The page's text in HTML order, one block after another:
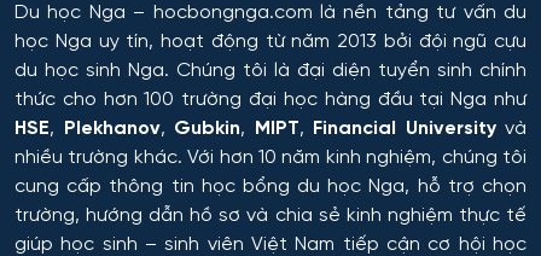
Hệ thống tên lửa và Khoa học Vũ trụ
Hệ thống tự động và điều khiển thông minh
Hệ thống và công nghệ sinh học kỹ thuật
Hệ thống và tổ hợp vô tuyến điện tử
Du học Nga – hocbongnga.com là nền tảng tư vấn du
học Nga uy tín, hoạt động từ năm 2013 bởi đội ngũ cựu
du học sinh Nga. Chúng tôi là đại diện tuyển sinh chính
thức cho hơn 100 trường đại học hàng đầu tại Nga như
HSE, Plekhanov, Gubkin, MIPT, Financial Universityvà
nhiều trường khác. Với hơn 10 năm kinh nghiệm, chúng tôi
cung cấp thông tin học bổng du học Nga, hỗ trợ chọn
trường, hướng dẫn hồ sơ và chia sẻ kinh nghiệm thực tế
giúp học sinh – sinh viên Việt Nam tiếp cận cơ hội học